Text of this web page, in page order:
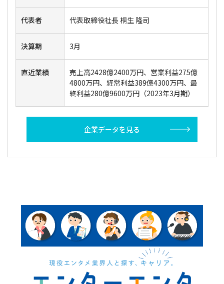
代表者 代表取締役社長 桐生 隆司
決算期 3月
直近業績
売上高2428億2400万円、営業利益275億
4800万円、経常利益389億4300万円、最
終利益280億9600万円（2023年3月期）
企業データを見る